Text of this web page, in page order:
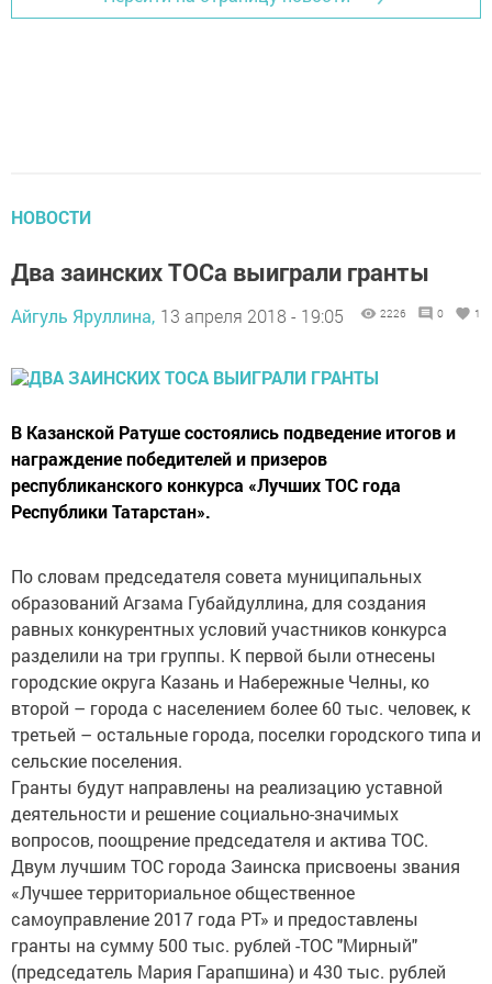
НОВОСТИ
Два заинских ТОСа выиграли гранты
Айгуль Яруллина, 13 апреля 2018 - 19:05 2226 0 1
В Казанской Ратуше состоялись подведение итогов и
награждение победителей и призеров
республиканского конкурса «Лучших ТОС года
Республики Татарстан».
По словам председателя совета муниципальных
образований Агзама Губайдуллина, для создания
равных конкурентных условий участников конкурса
разделили на три группы. К первой были отнесены
городские округа Казань и Набережные Челны, ко
второй – города с населением более 60 тыс. человек, к
третьей – остальные города, поселки городского типа и
сельские поселения.
Гранты будут направлены на реализацию уставной
деятельности и решение социально-значимых
вопросов, поощрение председателя и актива ТОС.
Двум лучшим ТОС города Заинска присвоены звания
«Лучшее территориальное общественное
самоуправление 2017 года РТ» и предоставлены
гранты на сумму 500 тыс. рублей -ТОС "Мирный"
(председатель Мария Гарапшина) и 430 тыс. рублей